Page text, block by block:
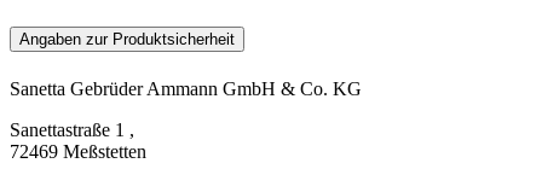
Angaben zur Produktsicherheit
Sanetta Gebrüder Ammann GmbH & Co. KG
Sanettastraße 1 ,
72469 Meßstetten